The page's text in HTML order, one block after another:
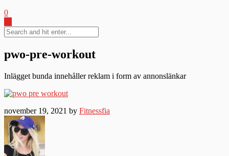
0
pwo-pre-workout
Inlägget bunda innehåller reklam i form av annonslänkar
november 19, 2021 by Fitnessfia